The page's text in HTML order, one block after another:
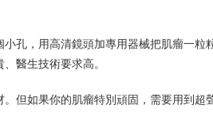
孔，用高清鏡頭加專用器械把肌瘤一粒
醫生技術要求高。
但如果你的肌瘤特別頑固，需要用到超